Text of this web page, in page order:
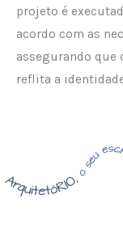
projeto é
acordo com as
assegurando que
reflita a